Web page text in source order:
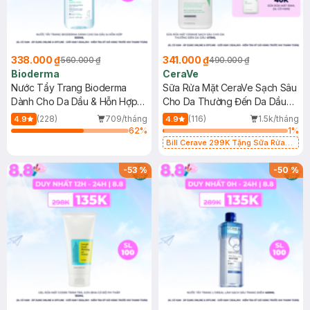
338.000 ₫560.000 ₫
Bioderma
Nước Tẩy Trang Bioderma
Dành Cho Da Dầu & Hỗn Hợp
500ml
4.9 (228)
709/tháng
62%
341.000 ₫490.000 ₫
CeraVe
Sữa Rửa Mặt CeraVe Sạch Sâu
Cho Da Thường Đến Da Dầu
473ml
4.9 (116)
1.5k/tháng
1%
Bill Cerave 299K Tặng Sữa Rửa
-53% -50%